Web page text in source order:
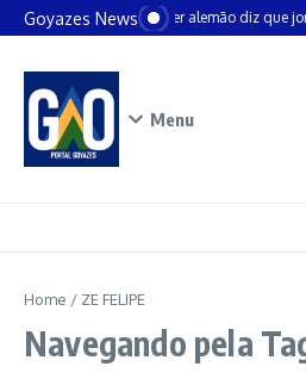
Ir para o conteúdo
Goyazes NewsChanceler alemão diz que
Menu
Home / ZE FELIPE
Navegando pela